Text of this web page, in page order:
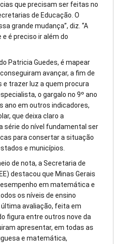
que precisam ser feitas no
de Educação. O
grande mudança”, diz. “A
é preciso ir além do
Patricia Guedes, é mapear
avançar, a fim de
trazer luz a quem procura
o gargalo no 9º ano
ano em outros indicadores,
que deixa claro a
série do nível fundamental ser
para consertar a situação
e municípios.
de nota, a Secretaria de
destacou que Minas Gerais
em matemática e
os níveis de ensino
avaliação, feita em
figura entre outros nove da
apresentar, em todas as
e matemática,